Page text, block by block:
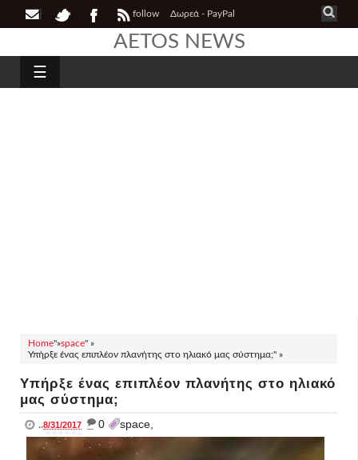
follow Δωρεά - PayPal
AETOS NEWS
☰
Home"»space" »
Υπήρξε ένας επιπλέον πλανήτης στο ηλιακό μας σύστημα;" »
Υπήρξε ένας επιπλέον πλανήτης στο ηλιακό
μας σύστημα;
..8/31/2017 _ 0 space,